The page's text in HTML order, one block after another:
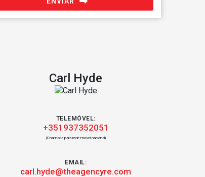
Carl Hyde
TELEMÓVEL:
+351937352051
(Chamada para rede móvel nacional)
EMAIL:
carl.hyde@theagencyre.com